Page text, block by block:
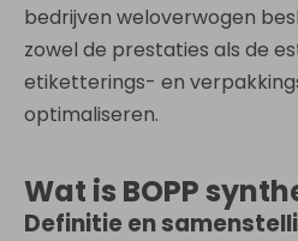
bedrijven weloverwogen
zowel de prestaties als de
etiketterings- en
optimaliseren.
Wat is BOPP
Definitie en